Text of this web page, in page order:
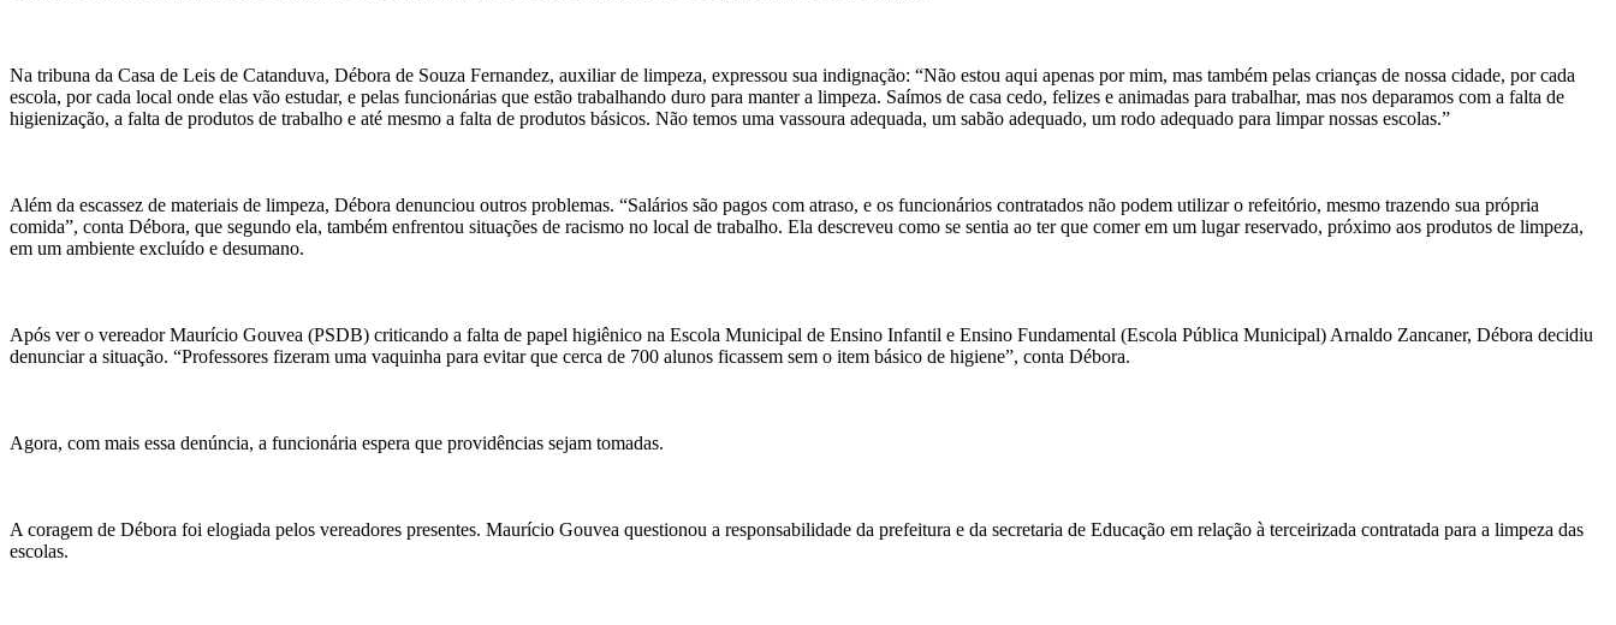
Na tribuna da Casa de Leis de Catanduva, Débora de Souza Fernandez, auxiliar de limpeza, expressou sua indignação: “Não estou aqui apenas por mim, mas também pelas crianças de nossa cidade, por cada
escola, por cada local onde elas vão estudar, e pelas funcionárias que estão trabalhando duro para manter a limpeza. Saímos de casa cedo, felizes e animadas para trabalhar, mas nos deparamos com a falta de
higienização, a falta de produtos de trabalho e até mesmo a falta de produtos básicos. Não temos uma vassoura adequada, um sabão adequado, um rodo adequado para limpar nossas escolas.”
Além da escassez de materiais de limpeza, Débora denunciou outros problemas. “Salários são pagos com atraso, e os funcionários contratados não podem utilizar o refeitório, mesmo trazendo sua própria
comida”, conta Débora, que segundo ela, também enfrentou situações de racismo no local de trabalho. Ela descreveu como se sentia ao ter que comer em um lugar reservado, próximo aos produtos de limpeza,
em um ambiente excluído e desumano.
Após ver o vereador Maurício Gouvea (PSDB) criticando a falta de papel higiênico na Escola Municipal de Ensino Infantil e Ensino Fundamental (Escola Pública Municipal) Arnaldo Zancaner, Débora decidiu
denunciar a situação. “Professores fizeram uma vaquinha para evitar que cerca de 700 alunos ficassem sem o item básico de higiene”, conta Débora.
Agora, com mais essa denúncia, a funcionária espera que providências sejam tomadas.
A coragem de Débora foi elogiada pelos vereadores presentes. Maurício Gouvea questionou a responsabilidade da prefeitura e da secretaria de Educação em relação à terceirizada contratada para a limpeza das
escolas.